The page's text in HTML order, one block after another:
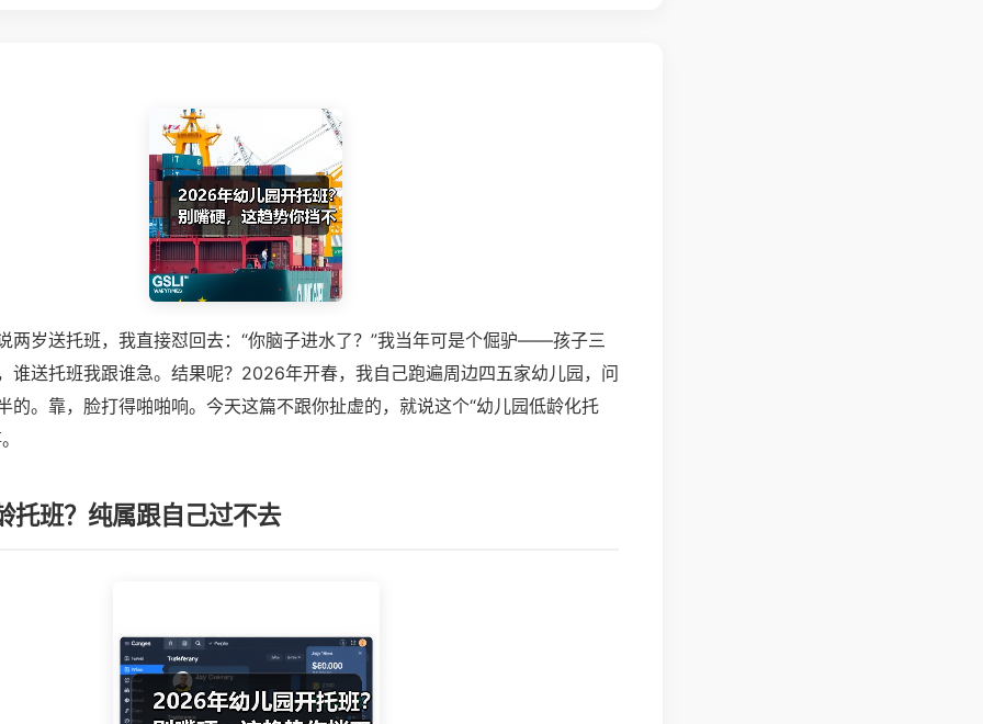
两岁送托班，我直接怼回去：“你脑子进水了？”我当年可是个倔驴——孩子三
谁送托班我跟谁急。结果呢？2026年开春，我自己跑遍周边四五家幼儿园，问
的。靠，脸打得啪啪响。今天这篇不跟你扯虚的，就说这个“幼儿园低龄化托
托班？纯属跟自己过不去